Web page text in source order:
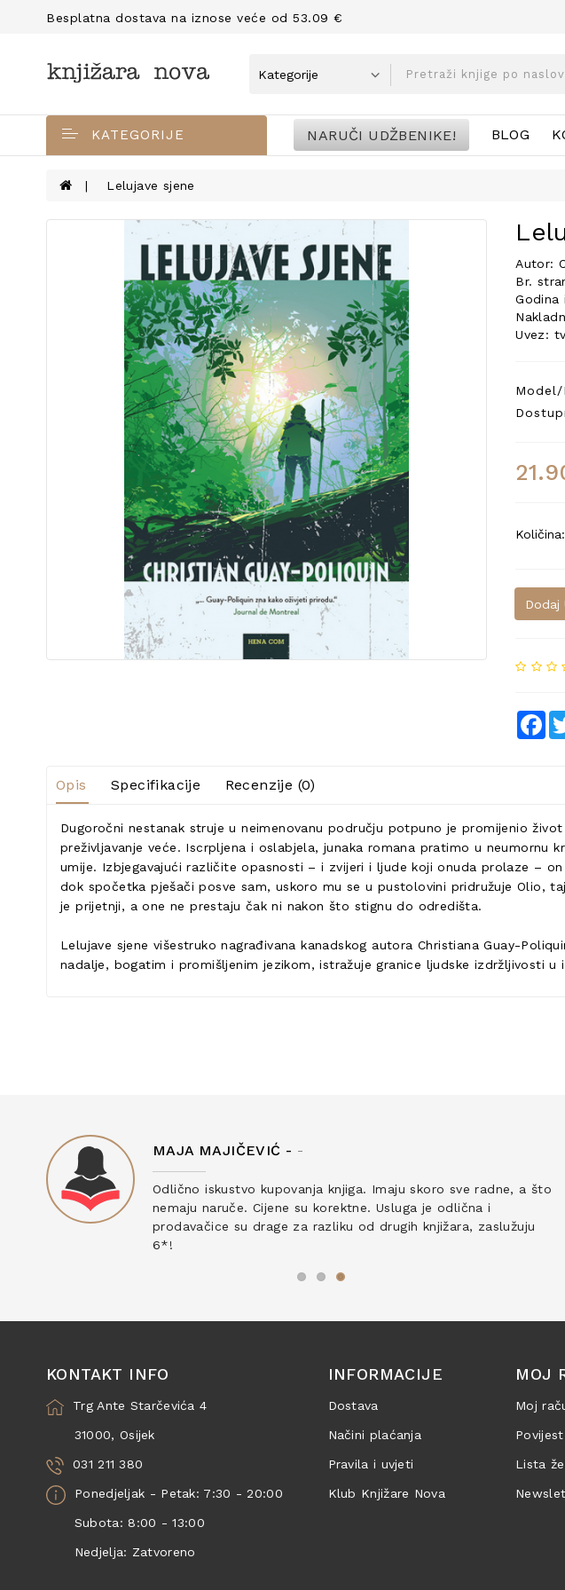
Besplatna dostava na iznose veće od 53.09 €
KATEGORIJE NARUČI UDŽBENIKE! BLOG
Lelujave sjene
Autor:
Br.
Godina
Uvez:
Model/
Dodaj
Opis Specifikacije Recenzije (0)
Dugoročni nestanak struje u neimenovanu području potpuno je promijenio
preživljavanje veće. Iscrpljena i oslabjela, junaka romana pratimo u neumornu
umije. Izbjegavajući različite opasnosti – i zvijeri i ljude koji onuda prolaze –
dok spočetka pješači posve sam, uskoro mu se u pustolovini pridružuje Olio,
je prijetnji, a one ne prestaju čak ni nakon što stignu do odredišta.
Lelujave sjene višestruko nagrađivana kanadskog autora Christiana Guay-
nadalje, bogatim i promišljenim jezikom, istražuje granice ljudske izdržljivosti u
MAJA MAJIČEVIĆ - -
Odlično iskustvo kupovanja knjiga. Imaju skoro sve radne, a što
nemaju naruče. Cijene su korektne. Usluga je odlična i
prodavačice su drage za razliku od drugih knjižara, zaslužuju
6*!
KONTAKT INFO
Trg Ante Starčevića 4
31000, Osijek
031 211 380
Ponedjeljak - Petak: 7:30 - 20:00
Subota: 8:00 - 13:00
Nedjelja: Zatvoreno
INFORMACIJE
Dostava
Načini plaćanja
Pravila i uvjeti
Klub Knjižare Nova
MOJ
Moj
Lista